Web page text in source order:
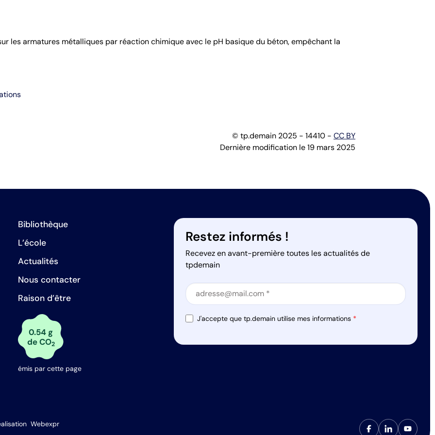
les armatures métalliques par réaction chimique avec le pH basique du béton, empêchant la
© tp.demain 2025 - 14410 - CC BY
Dernière modification le 19 mars 2025
Bibliothèque
L’école
Actualités
Nous contacter
Raison d’être
0.54 g
de CO2
émis par cette page
Restez informés !
Recevez en avant-première toutes les actualités de
tpdemain
Section
Section
J'accepte que tp.demain utilise mes informations *
Webexpr